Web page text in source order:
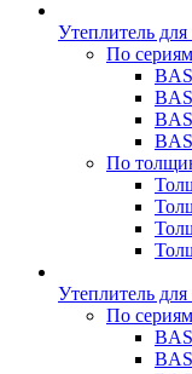
Утеплитель для
По сериям
По
Утеплитель для
По сериям